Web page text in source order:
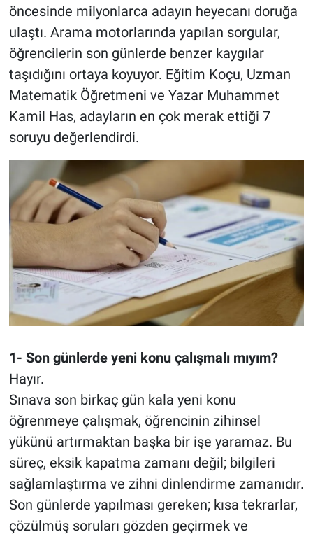
öncesinde milyonlarca adayın heyecanı doruğa
ulaştı. Arama motorlarında yapılan sorgular,
öğrencilerin son günlerde benzer kaygılar
taşıdığını ortaya koyuyor. Eğitim Koçu, Uzman
Matematik Öğretmeni ve Yazar Muhammet
Kamil Has, adayların en çok merak ettiği 7
soruyu değerlendirdi.
1- Son günlerde yeni konu çalışmalı mıyım?
Hayır.
Sınava son birkaç gün kala yeni konu
öğrenmeye çalışmak, öğrencinin zihinsel
yükünü artırmaktan başka bir işe yaramaz. Bu
süreç, eksik kapatma zamanı değil; bilgileri
sağlamlaştırma ve zihni dinlendirme zamanıdır.
Son günlerde yapılması gereken; kısa tekrarlar,
çözülmüş soruları gözden geçirmek ve